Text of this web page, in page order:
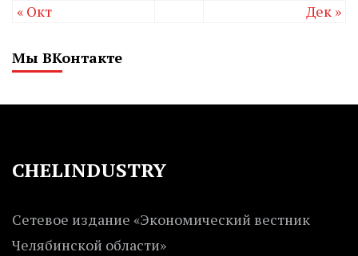
« Окт
Дек »
Мы ВКонтакте
CHELINDUSTRY
Сетевое издание «Экономический вестник
Челябинской области»